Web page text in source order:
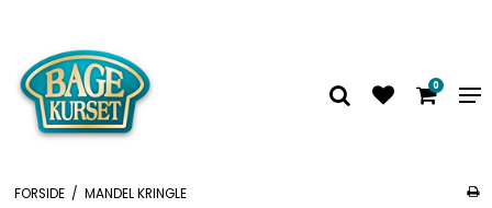
0
FORSIDE / MANDEL KRINGLE